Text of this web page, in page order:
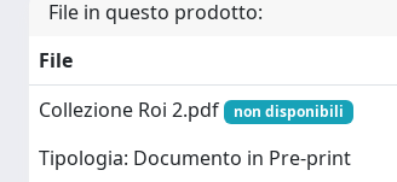
File in questo prodotto:
File
Collezione Roi 2.pdf
non disponibili
Tipologia: Documento in Pre-print